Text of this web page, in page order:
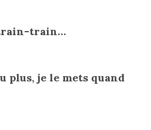
train…
plus, je le mets quand